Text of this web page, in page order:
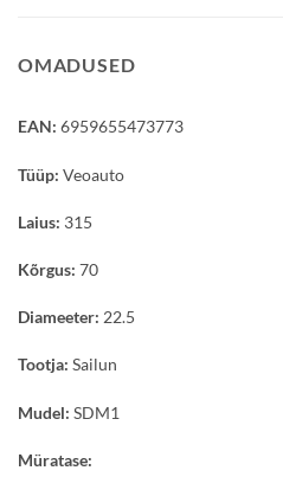
OMADUSED
EAN: 6959655473773
Tüüp: Veoauto
Laius: 315
Kõrgus: 70
Diameeter: 22.5
Tootja: Sailun
Mudel: SDM1
Müratase: